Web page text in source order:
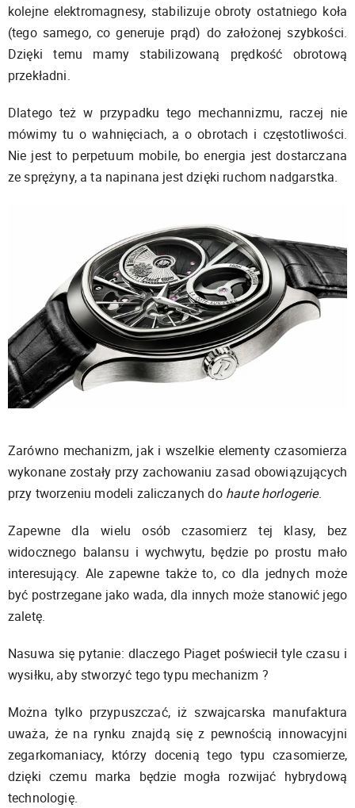
kolejne elektromagnesy, stabilizuje obroty ostatniego koła
(tego samego, co generuje prąd) do założonej szybkości.
Dzięki temu mamy stabilizowaną prędkość obrotową
przekładni.
Dlatego też w przypadku tego mechannizmu, raczej nie
mówimy tu o wahnięciach, a o obrotach i częstotliwości.
Nie jest to perpetuum mobile, bo energia jest dostarczana
ze sprężyny, a ta napinana jest dzięki ruchom nadgarstka.
Zarówno mechanizm, jak i wszelkie elementy czasomierza
wykonane zostały przy zachowaniu zasad obowiązujących
przy tworzeniu modeli zaliczanych do haute horlogerie.
Zapewne dla wielu osób czasomierz tej klasy, bez
widocznego balansu i wychwytu, będzie po prostu mało
interesujący. Ale zapewne także to, co dla jednych może
być postrzegane jako wada, dla innych może stanowić jego
zaletę.
Nasuwa się pytanie: dlaczego Piagetpoświecił tyleczasu i
wysiłku, aby stworzyć tego typu mechanizm ?
Można tylko przypuszczać, iż szwajcarska manufaktura
uważa, że na rynku znajdą sięz pewnością innowacyjni
zegarkomaniacy, którzy docenią tego typu czasomierze,
dzięki czemu marka będzie mogła rozwijać hybrydową
technologię.